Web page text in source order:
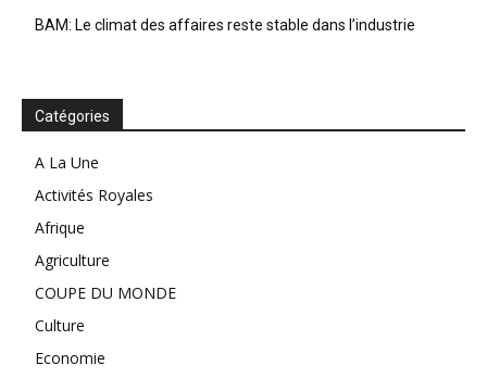
BAM: Le climat des affaires reste stable dans l’industrie
Catégories
A La Une
Activités Royales
Afrique
Agriculture
COUPE DU MONDE
Culture
Economie